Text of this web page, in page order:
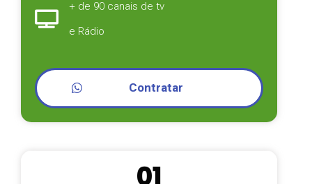
+ de 90 canais de tv
e Rádio
Contratar
01